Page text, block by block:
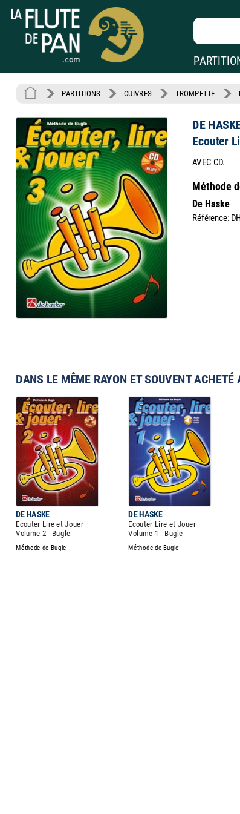
PARTITIONS CUIVRES TROMPETTE
DE
Ecouter
AVEC CD.
Méthode
De Haske
Référence:
DANS LE MÊME RAYON ET SOUVENT ACHETÉ
DE HASKE DE HASKE
Ecouter Lire et Jouer
Volume 2 - Bugle
Ecouter Lire et Jouer
Volume 1 - Bugle
Méthode de Bugle Méthode de Bugle